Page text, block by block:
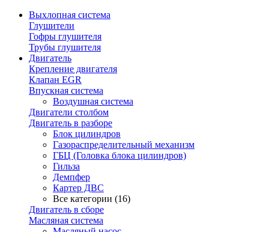
Выхлопная система
Глушители
Гофры глушителя
Трубы глушителя
Двигатель
Крепление двигателя
Клапан EGR
Впускная система
Воздушная система
Двигатели столбом
Двигатель в разборе
Блок цилиндров
Газораспределительный механизм
ГБЦ (Головка блока цилиндров)
Гильза
Демпфер
Картер ДВС
Все категории (16)
Двигатель в сборе
Масляная система